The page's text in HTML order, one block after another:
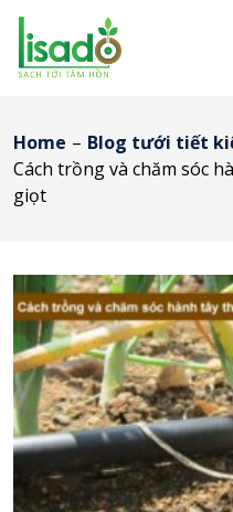
Home – Blog tưới tiết
Cách trồng và chăm sóc
giọt